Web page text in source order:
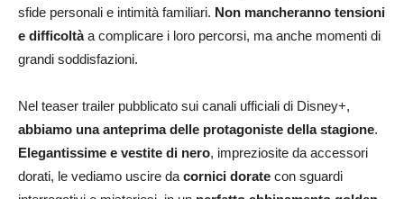
sfide personali e intimità familiari. Non mancheranno tensioni
e difficoltàa complicare i loro percorsi, ma anche momenti di
grandi soddisfazioni.
Nel teaser trailer pubblicato sui canali ufficiali di Disney+,
abbiamo una anteprima delle protagoniste della stagione.
Elegantissime e vestite di nero, impreziosite da accessori
dorati, le vediamo uscire da cornici dorate con sguardi